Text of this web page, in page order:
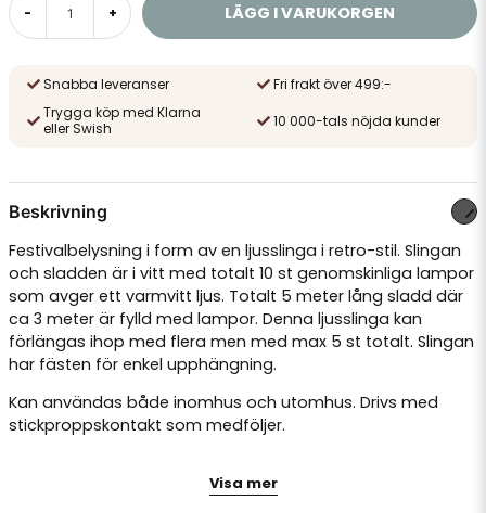
- + LÄGG I VARUKORGEN
Snabba leveranser
Fri frakt över 499:-
Trygga köp med Klarna
eller Swish
10 000-tals nöjda kunder
Beskrivning
Festivalbelysning i form av en ljusslinga i retro-stil. Slingan
och sladden är i vitt med totalt 10 st genomskinliga lampor
som avger ett varmvitt ljus. Totalt 5 meter lång sladd där
ca 3 meter är fylld med lampor. Denna ljusslinga kan
förlängas ihop med flera men med max 5 st totalt. Slingan
har fästen för enkel upphängning.
Kan användas både inomhus och utomhus. Drivs med
stickproppskontakt som medföljer.
Visa mer